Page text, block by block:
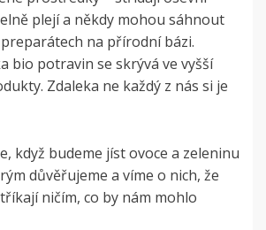
plejí a někdy mohou sáhnout
na přírodní bázi.
bio potravin se skrývá ve vyšší
Zdaleka ne každý z nás si je
když budeme jíst ovoce a zeleninu
důvěřujeme a víme o nich, že
ničím, co by nám mohlo